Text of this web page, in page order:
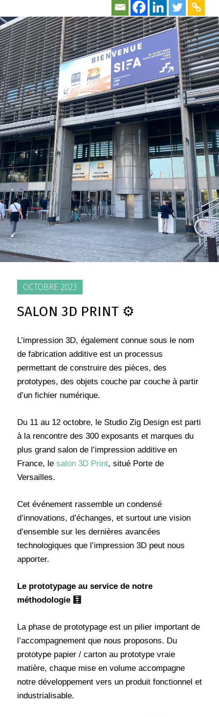
OCTOBRE 2023
SALON 3D PRINT ⚙️
L’impression 3D, également connue sous le nom
de fabrication additive est un processus
permettant de construire des pièces, des
prototypes, des objets couche par couche à partir
d’un fichier numérique.
Du 11 au 12 octobre, le Studio Zig Design est parti
à la rencontre des 300 exposants et marques du
plus grand salon de l’impression additive en
France, le salon 3D Print, situé Porte de
Versailles.
Cet événement rassemble un condensé
d’innovations, d’échanges, et surtout une vision
d’ensemble sur les dernières avancées
technologiques que l’impression 3D peut nous
apporter.
Le prototypage au service de notre
méthodologie 🧮
La phase de prototypage est un pilier important de
l’accompagnement que nous proposons. Du
prototype papier / carton au prototype vraie
matière, chaque mise en volume accompagne
notre développement vers un produit fonctionnel et
industrialisable.